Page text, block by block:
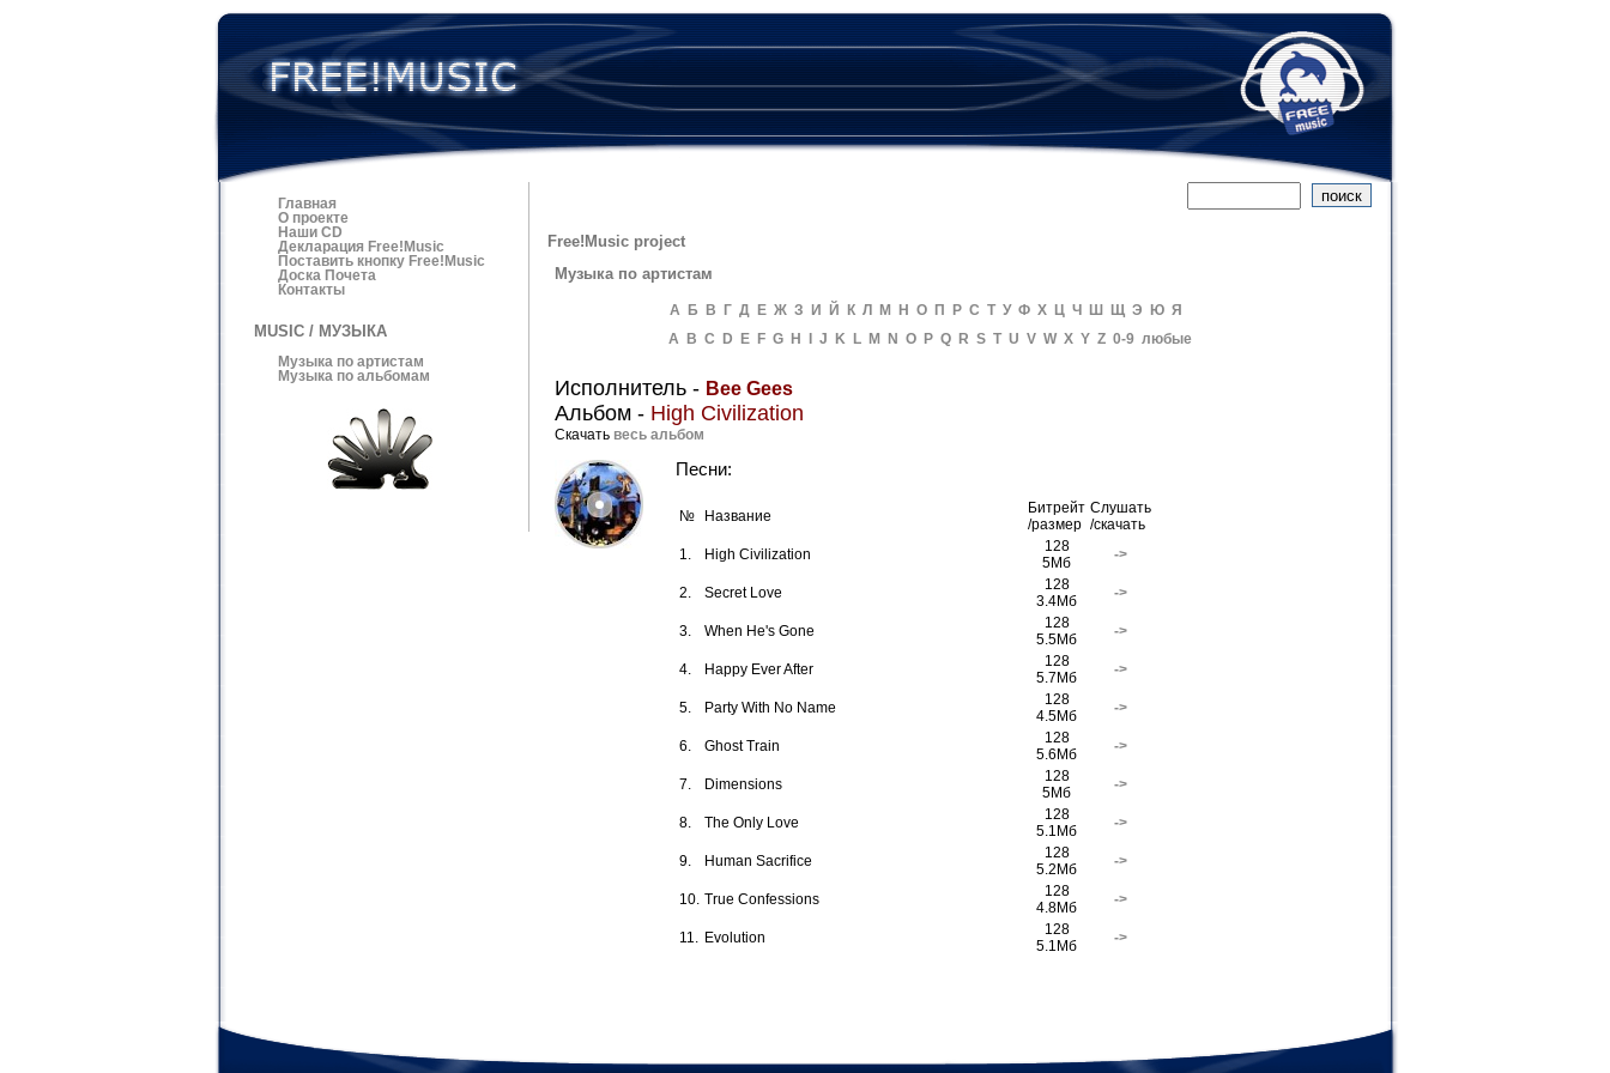
Главная
О проекте
Наши CD
Декларация Free!Music
Поставить кнопку Free!Music
Доска Почета
Контакты
MUSIC / МУЗЫКА
Музыка по артистам
Музыка по альбомам
Free!Music project
Музыка по артистам
А Б В Г Д Е Ж З И Й К Л М Н О П Р С Т У Ф Х Ц Ч Ш Щ Э Ю Я
A
B C D E F G H J K L M N O P Q R S T U V W X Y Z 0-9 любые
Исполнитель - Bee Gees
Альбом - High Civilization
Скачать весь альбом
Песни:
№ Название
Битрейт
/размер
Слушать
/скачать
1.
High Civilization
128
5Мб
->
2. Secret Love
128
3.4Мб
->
3. When He's Gone
128
5.5Мб
->
4. Happy Ever After
128
5.7Мб
->
5. Party With No Name
128
4.5Мб
->
6. Ghost Train
128
5.6Мб
->
7. Dimensions
128
5Мб
->
8. The Only Love
128
5.1Мб
->
9. Human Sacrifice
128
5.2Мб
->
10. True Confessions
128
4.8Мб
->
11. Evolution
128
5.1Мб
->